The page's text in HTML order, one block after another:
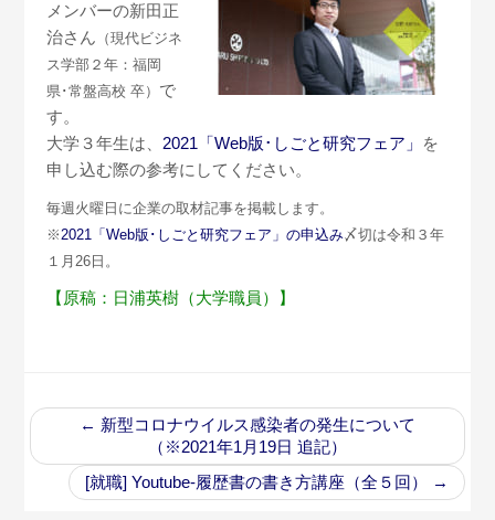
メンバーの新田正
治さん （現代ビジネ
ス学部２年：福岡
県･常盤高校 卒） で
す。
大学３年生は、 2021「Web版･しごと研究フェア」 を
申し込む際の参考にしてください。
毎週火曜日に企業の取材記事を掲載します。
※2021「Web版･しごと研究フェア」の申込み〆切は令和３年
１月26日。
【原稿：日浦英樹（大学職員）】
← 新型コロナウイルス感染者の発生について
（※2021年1月19日 追記）
[就職] Youtube-履歴書の書き方講座（全５回）
→